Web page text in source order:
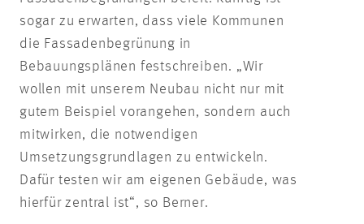
sogar zu erwarten, dass viele Kommunen
die Fassadenbegrünung in
Bebauungsplänen festschreiben. „Wir
wollen mit unserem Neubau nicht nur mit
gutem Beispiel vorangehen, sondern auch
mitwirken, die notwendigen
Umsetzungsgrundlagen zu entwickeln.
Dafür testen wir am eigenen Gebäude, was
hierfür zentral ist“, so Berner.